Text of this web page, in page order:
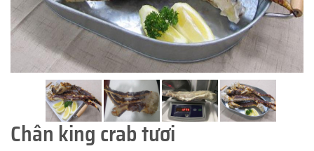
Chân king crab tươi